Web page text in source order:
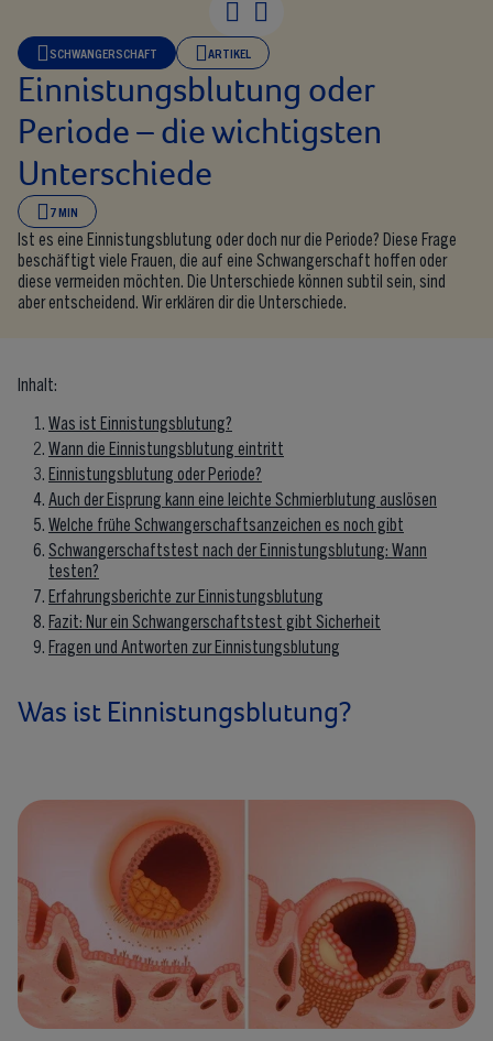
SCHWANGERSCHAFT ARTIKEL
Einnistungsblutung oder
Periode – die wichtigsten
Unterschiede
7 MIN
Ist es eine Einnistungsblutung oder doch nur die Periode? Diese Frage
beschäftigt viele Frauen, die auf eine Schwangerschaft hoffen oder
diese vermeiden möchten. Die Unterschiede können subtil sein, sind
aber entscheidend. Wir erklären dir die Unterschiede.
Inhalt:
Was ist Einnistungsblutung?
Wann die Einnistungsblutung eintritt
Einnistungsblutung oder Periode?
Auch der Eisprung kann eine leichte Schmierblutung auslösen
Welche frühe Schwangerschaftsanzeichen es noch gibt
Schwangerschaftstest nach der Einnistungsblutung: Wann
testen?
Erfahrungsberichte zur Einnistungsblutung
Fazit: Nur ein Schwangerschaftstest gibt Sicherheit
Fragen und Antworten zur Einnistungsblutung
Was ist Einnistungsblutung?